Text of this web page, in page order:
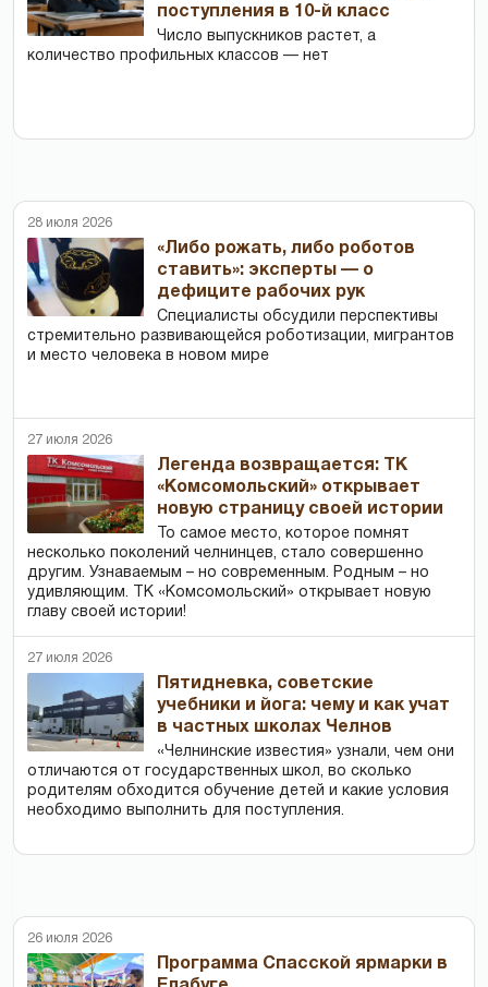
поступления в 10-й класс
Число выпускников растет, а
количество профильных классов — нет
28 июля 2026
«Либо рожать, либо роботов
ставить»: эксперты — о
дефиците рабочих рук
Специалисты обсудили перспективы
стремительно развивающейся роботизации, мигрантов
и место человека в новом мире
27 июля 2026
Легенда возвращается: ТК
«Комсомольский» открывает
новую страницу своей истории
То самое место, которое помнят
несколько поколений челнинцев, стало совершенно
другим. Узнаваемым – но современным. Родным – но
удивляющим. ТК «Комсомольский» открывает новую
главу своей истории!
27 июля 2026
Пятидневка, советские
учебники и йога: чему и как учат
в частных школах Челнов
«Челнинские известия» узнали, чем они
отличаются от государственных школ, во сколько
родителям обходится обучение детей и какие условия
необходимо выполнить для поступления.
26 июля 2026
Программа Спасской ярмарки в